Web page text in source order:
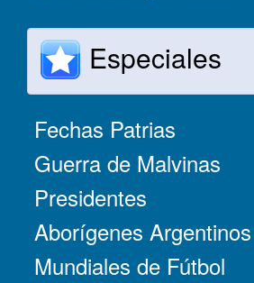
Especiales
Fechas Patrias
Guerra de Malvinas
Presidentes
Aborígenes Argentinos
Mundiales de Fútbol